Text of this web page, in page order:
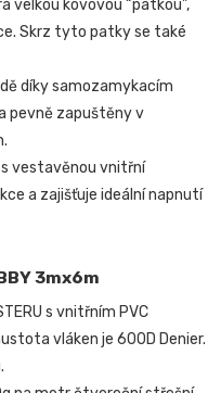
velkou kovovou “patkou”,
Skrz tyto patky se také
díky samozamykacím
pevně zapuštěny v
vestavěnou vnitřní
a zajišťuje ideální napnutí
3mx6m
s vnitřním PVC
vláken je 600D Denier.